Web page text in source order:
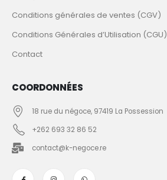
Conditions générales de ventes (CGV)
Conditions Générales d’Utilisation (CGU)
Contact
COORDONNÉES
18 rue du négoce, 97419 La Possession
+262 693 32 86 52
contact@k-negoce.re